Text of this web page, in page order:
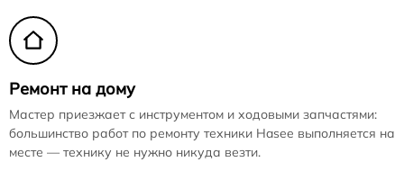
Ремонт на дому
Мастер приезжает с инструментом и ходовыми запчастями:
большинство работ по ремонту техники Hasee выполняется на
месте — технику не нужно никуда везти.